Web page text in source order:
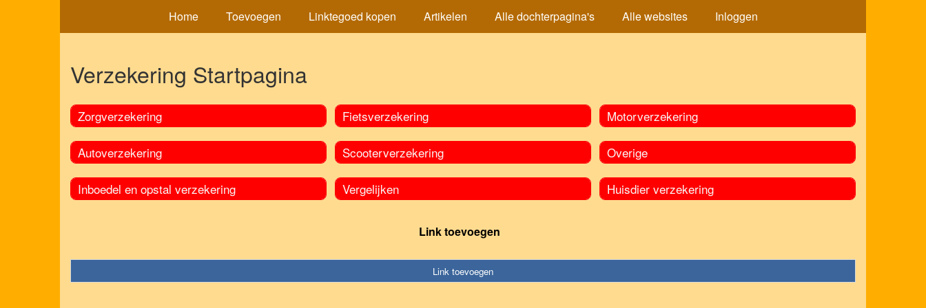
Home Toevoegen Linktegoed kopen Artikelen Alle dochterpagina's Alle websites Inloggen
Verzekering Startpagina
Zorgverzekering
Autoverzekering
Inboedel en opstal verzekering
Fietsverzekering
Scooterverzekering
Vergelijken
Motorverzekering
Overige
Huisdier verzekering
Link toevoegen
Link toevoegen